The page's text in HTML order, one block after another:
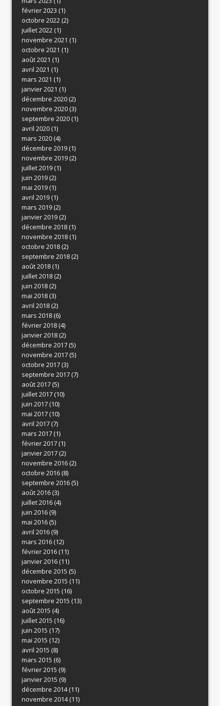
février 2023 (1)
octobre 2022(2)
juillet 2022(1)
novembre 2021 (1)
octobre 2021 (1)
août 2021 (1)
avril 2021 (1)
mars 2021 (1)
janvier 2021 (1)
décembre 2020(2)
novembre 2020(3)
septembre 2020(1)
avril 2020(1)
mars 2020(4)
décembre 2019(1)
novembre 2019(2)
juillet 2019(1)
juin 2019(2)
mai 2019(1)
avril 2019(1)
mars 2019(2)
janvier 2019(2)
décembre 2018(1)
novembre 2018(1)
octobre 2018(2)
septembre 2018(2)
août 2018(1)
juillet 2018(2)
juin 2018(2)
mai 2018(3)
avril 2018(2)
mars 2018(6)
février 2018(4)
janvier 2018(2)
décembre 2017(5)
novembre 2017(5)
octobre 2017(3)
septembre 2017(7)
août 2017(5)
juillet 2017(10)
juin 2017(10)
mai 2017(10)
avril 2017(7)
mars 2017(1)
février 2017(1)
janvier 2017(2)
novembre 2016(2)
octobre 2016(8)
septembre 2016(5)
août 2016(3)
juillet 2016(4)
juin 2016(9)
mai 2016(5)
avril 2016(9)
mars 2016(12)
février 2016(11)
janvier 2016(11)
décembre 2015 (5)
novembre 2015 (11)
octobre 2015 (16)
septembre 2015 (13)
août 2015 (4)
juillet 2015 (16)
juin 2015 (17)
mai 2015 (12)
avril 2015 (8)
mars 2015 (6)
février 2015 (9)
janvier 2015 (9)
décembre 2014(11)
novembre 2014(11)